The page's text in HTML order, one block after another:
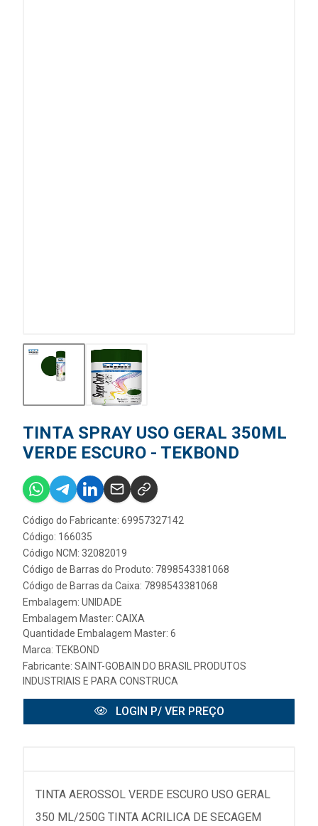
TINTA SPRAY USO GERAL 350ML
VERDE ESCURO - TEKBOND
Código do Fabricante: 69957327142
Código: 166035
Código NCM: 32082019
Código de Barras do Produto: 7898543381068
Código de Barras da Caixa: 7898543381068
Embalagem: UNIDADE
Embalagem Master: CAIXA
Quantidade Embalagem Master: 6
Marca: TEKBOND
Fabricante: SAINT-GOBAIN DO BRASIL PRODUTOS
INDUSTRIAIS E PARA CONSTRUCA
LOGIN P/ VER PREÇO
TINTA AEROSSOL VERDE ESCURO USO GERAL
350 ML/250G TINTA ACRILICA DE SECAGEM